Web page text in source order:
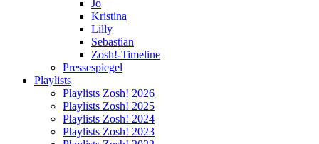
Jo
Kristina
Lilly
Sebastian
Zosh!-Timeline
Pressespiegel
Playlists
Playlists Zosh! 2026
Playlists Zosh! 2025
Playlists Zosh! 2024
Playlists Zosh! 2023